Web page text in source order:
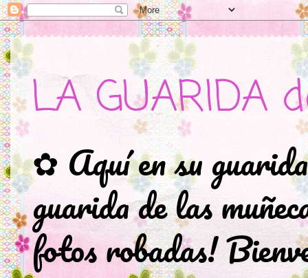
LA GUARIDA
✿ Aquí en su
guarida de las
fotos robadas!